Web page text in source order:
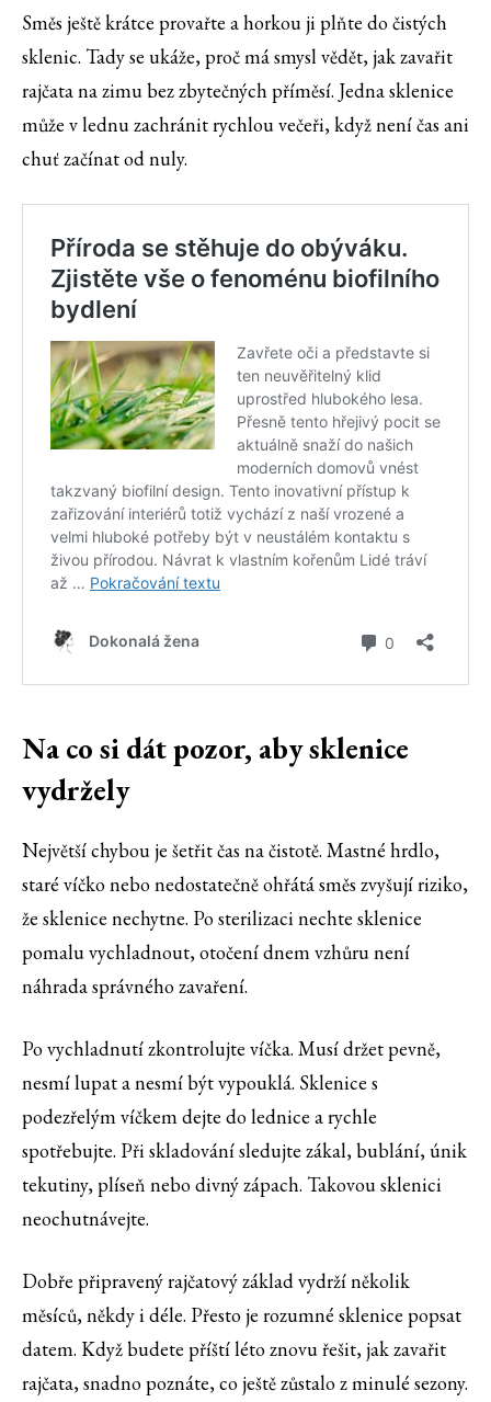
Směs ještě krátce provařte a horkou ji plňte do čistých
sklenic. Tady se ukáže, proč má smysl vědět, jak zavařit
rajčata na zimu bez zbytečných příměsí. Jedna sklenice
může v lednu zachránit rychlou večeři, když není čas ani
chuť začínat od nuly.
Na co si dát pozor, aby sklenice
vydržely
Největší chybou je šetřit čas na čistotě. Mastné hrdlo,
staré víčko nebo nedostatečně ohřátá směs zvyšují riziko,
že sklenice nechytne. Po sterilizaci nechte sklenice
pomalu vychladnout, otočení dnem vzhůru není
náhrada správného zavaření.
Po vychladnutí zkontrolujte víčka. Musí držet pevně,
nesmí lupat a nesmí být vypouklá. Sklenice s
podezřelým víčkem dejte do lednice a rychle
spotřebujte. Při skladování sledujte zákal, bublání, únik
tekutiny, plíseň nebo divný zápach. Takovou sklenici
neochutnávejte.
Dobře připravený rajčatový základ vydrží několik
měsíců, někdy i déle. Přesto je rozumné sklenice popsat
datem. Když budete příští léto znovu řešit, jak zavařit
rajčata, snadno poznáte, co ještě zůstalo z minulé sezony.